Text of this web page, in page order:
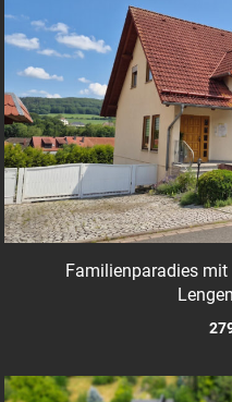
Familienparadies